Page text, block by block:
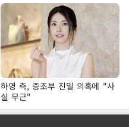
하영 측, 증조부 친일 의혹에 "사
실 무근"